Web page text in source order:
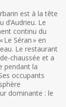
est à la tête
d’Audrieu. Le
continu du
Séran » en
Le restaurant
chaussée et a
pendant la
occupants
dominante : le